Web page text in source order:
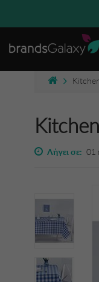
Λήγει σε: 01